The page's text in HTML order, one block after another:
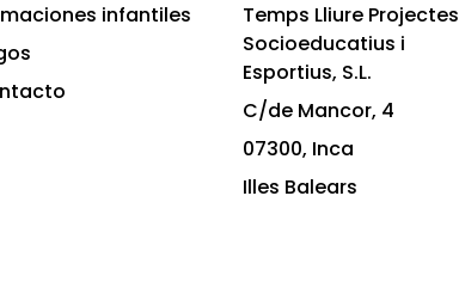
infantiles
Temps Lliure Projectes
Socioeducatius i
Esportius, S.L.
C/de Mancor, 4
07300, Inca
Illes Balears